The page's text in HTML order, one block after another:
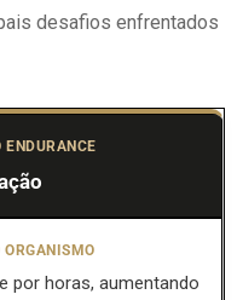
desafios enfrentados
por horas, aumentando